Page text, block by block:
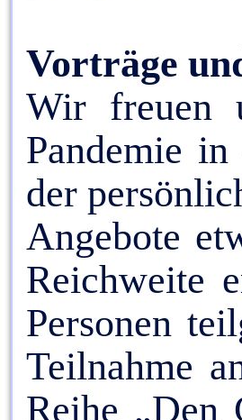
Vorträge
Wir freuen
Pandemie
der
Angebote
Reichweite
Personen
Teilnahme
Reihe „Den